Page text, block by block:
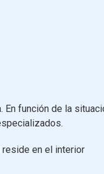
En función de la
en el interior